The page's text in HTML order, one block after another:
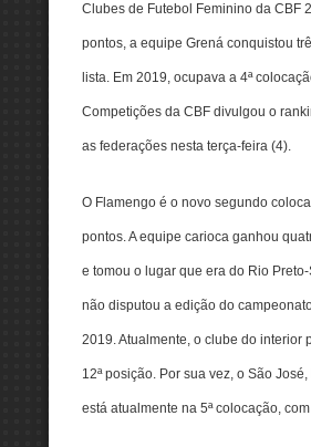
Clubes de Futebol Feminino da CBF
pontos, a equipe Grená conquistou
lista. Em 2019, ocupava a 4ª
Competições da CBF divulgou o
as federações nesta terça-feira (4).
O Flamengo é o novo segundo
pontos. A equipe carioca ganhou
e tomou o lugar que era do Rio
não disputou a edição do
2019. Atualmente, o clube do interior
12ª posição. Por sua vez, o São
está atualmente na 5ª colocação,